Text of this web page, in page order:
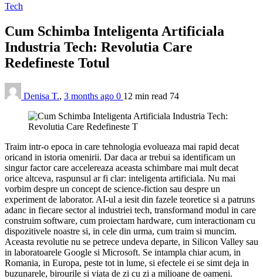
Tech
Cum Schimba Inteligenta Artificiala
Industria Tech: Revolutia Care
Redefineste Totul
Denisa T., 3 months ago 0 12 min read 74
Traim intr-o epoca in care tehnologia evolueaza mai rapid decat
oricand in istoria omenirii. Dar daca ar trebui sa identificam un
singur factor care accelereaza aceasta schimbare mai mult decat
orice altceva, raspunsul ar fi clar: inteligenta artificiala. Nu mai
vorbim despre un concept de science-fiction sau despre un
experiment de laborator. AI-ul a iesit din fazele teoretice si a patruns
adanc in fiecare sector al industriei tech, transformand modul in care
construim software, cum proiectam hardware, cum interactionam cu
dispozitivele noastre si, in cele din urma, cum traim si muncim.
Aceasta revolutie nu se petrece undeva departe, in Silicon Valley sau
in laboratoarele Google si Microsoft. Se intampla chiar acum, in
Romania, in Europa, peste tot in lume, si efectele ei se simt deja in
buzunarele, birourile si viata de zi cu zi a milioane de oameni.